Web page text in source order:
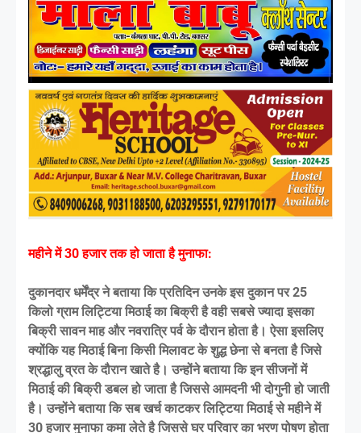
महीने में 30 हजार तक हो जाता है मुनाफा:
दुकानदार धर्मेंद्र ने बताया कि प्रतिदिन उनके इस दुकान पर 25
किलो ग्राम लिट्टिया मिठाई का बिक्री है वही सबसे ज्यादा इसका
बिक्री सावन माह और नवरात्रि पर्व के दौरान होता है। ऐसा इसलिए
क्योंकि यह मिठाई बिना किसी मिलावट के शुद्ध छेना से बनता है जिसे
श्रद्धालु व्रत के दौरान खाते है। उन्होंने बताया कि इन सीजनों में
मिठाई की बिक्री डबल हो जाता है जिससे आमदनी भी दोगुनी हो जाती
है। उन्होंने बताया कि सब खर्च काटकर लिट्टिया मिठाई से महीने में
30 हजार मुनाफा कमा लेते है जिससे घर परिवार का भरण पोषण होता